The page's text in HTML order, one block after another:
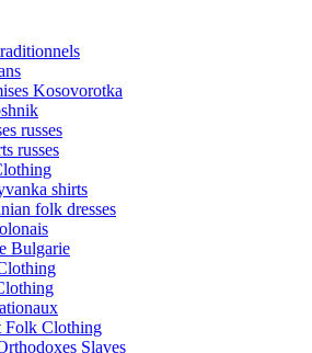
Kosovorotka
russes
russes
shirts
folk dresses
Bulgarie
Folk Clothing
Slaves